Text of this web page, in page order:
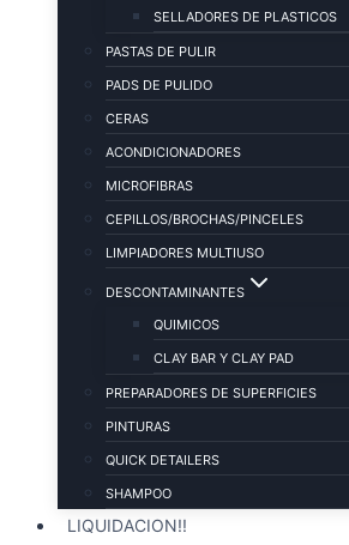
SELLADORES DE PLASTICOS
PASTAS DE PULIR
PADS DE PULIDO
CERAS
ACONDICIONADORES
MICROFIBRAS
CEPILLOS/BROCHAS/PINCELES
LIMPIADORES MULTIUSO
DESCONTAMINANTES
QUIMICOS
CLAY BAR Y CLAY PAD
PREPARADORES DE SUPERFICIES
PINTURAS
QUICK DETAILERS
SHAMPOO
LIQUIDACION!!